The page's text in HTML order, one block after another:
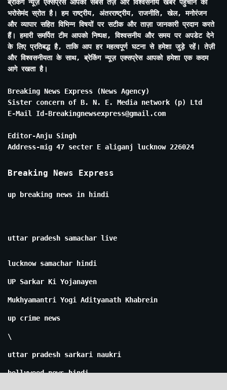
ब्रेकिंग न्यूज़ एक्सप्रेस आपको सबसे तेज़ और विश्वसनीय खबरें पहुंचाने का
भरोसेमंद स्रोत है। हम राष्ट्रीय, अंतरराष्ट्रीय, राजनीति, खेल, मनोरंजन
और व्यापार सहित विभिन्न विषयों पर सटीक और ताज़ा जानकारी प्रदान करते
हैं। हमारी समर्पित टीम आपको निष्पक्ष, विश्वसनीय और समय पर अपडेट देने
के लिए प्रतिबद्ध है, ताकि आप हर महत्वपूर्ण घटना से हमेशा जुड़े रहें। तेज़ी
और विश्वसनीयता के साथ, ब्रेकिंग न्यूज़ एक्सप्रेस आपको हमेशा एक कदम
आगे रखता है।
Breaking News Express (News Agency)
Sister concern of B. N. E. Media network (p) Ltd
E-Mail Id-Breakingnewsexpress@gmail.com
Editor-Anju Singh
Address-mig 47 secter E aliganj lucknow 226024
Breaking News Express
up breaking news in hindi
uttar pradesh samachar live
lucknow samachar hindi
UP Sarkar Ki Yojanayen
Mukhyamantri Yogi Adityanath Khabrein
up crime news
\
uttar pradesh sarkari naukri
bollywood news hindi